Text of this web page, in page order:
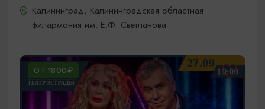
Калининград, Калининградская областная
филармония им. Е.Ф. Светланова
ОТ 1800₽